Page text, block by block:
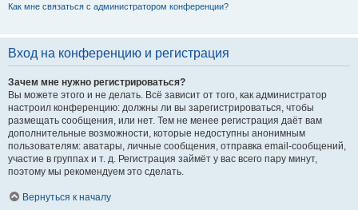
Как мне связаться с администратором конференции?
Вход на конференцию и регистрация
Зачем мне нужно регистрироваться?
Вы можете этого и не делать. Всё зависит от того, как администратор
настроил конференцию: должны ли вы зарегистрироваться, чтобы
размещать сообщения, или нет. Тем не менее регистрация даёт вам
дополнительные возможности, которые недоступны анонимным
пользователям: аватары, личные сообщения, отправка email-сообщений,
участие в группах и т. д. Регистрация займёт у вас всего пару минут,
поэтому мы рекомендуем это сделать.
Вернуться к началу